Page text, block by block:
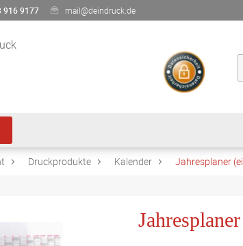
916 9177 mail@deindruck.de
Druckprodukte Kalender Jahresplaner